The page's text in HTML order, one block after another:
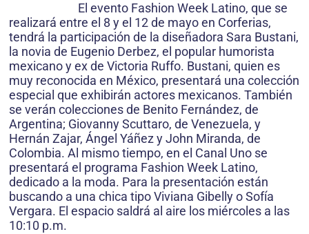
El evento Fashion Week Latino, que se
realizará entre el 8 y el 12 de mayo en Corferias,
tendrá la participación de la diseñadora Sara Bustani,
la novia de Eugenio Derbez, el popular humorista
mexicano y ex de Victoria Ruffo. Bustani, quien es
muy reconocida en México, presentará una colección
especial que exhibirán actores mexicanos. También
se verán colecciones de Benito Fernández, de
Argentina; Giovanny Scuttaro, de Venezuela, y
Hernán Zajar, Ángel Yáñez y John Miranda, de
Colombia. Al mismo tiempo, en el Canal Uno se
presentará el programa Fashion Week Latino,
dedicado a la moda. Para la presentación están
buscando a una chica tipo Viviana Gibelly o Sofía
Vergara. El espacio saldrá al aire los miércoles a las
10:10 p.m.